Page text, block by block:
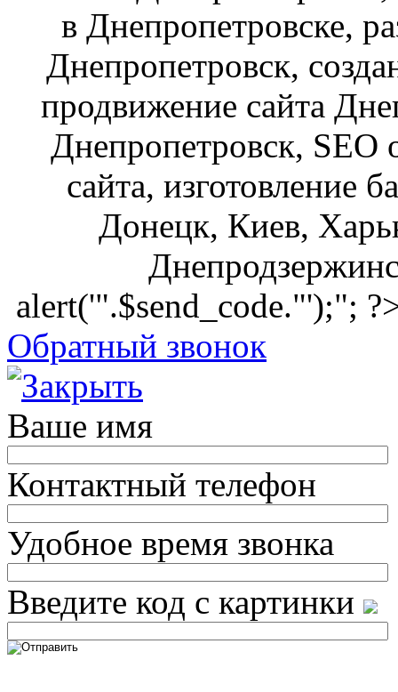
в Днепропетровске,
Днепропетровск,
продвижение сайта
Днепропетровск, SEO
сайта, изготовление
Донецк, Киев,
alert('".$send_code."');";
Обратный звонок
Ваше имя
Контактный телефон
Удобное время звонка
Введите код с картинки